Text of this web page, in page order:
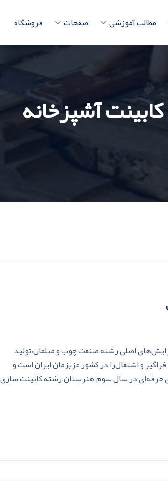
مطالب آموزشی صفحات فروشگاه
آشپزخانه
اصلی رشته صنعت چوب و مبلمان،تولید
و اشتغال‌زا در کشور عزیزمان ایران است و
حرفه‌ای در سال سوم هنرستان،رشته کابینت سازی